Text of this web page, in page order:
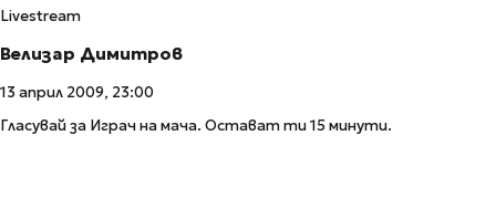
Livestream
Велизар Димитров
13 април 2009, 23:00
Гласувай за Играч на мача. Остават ти 15 минути.